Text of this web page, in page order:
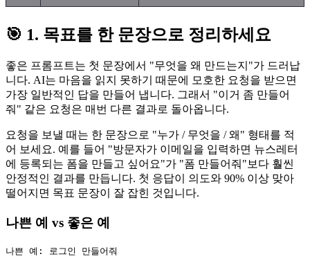
🎯 1. 목표를 한 문장으로 정리하세요
좋은 프롬프트는 첫 문장에서 "무엇을 왜 만드는지"가 드러납
니다. AI는 마음을 읽지 못하기 때문에 모호한 요청을 받으면
가장 일반적인 답을 만들어 냅니다. 그래서 "이거 좀 만들어
줘" 같은 요청은 매번 다른 결과로 돌아옵니다.
요청을 보낼 때는 한 문장으로 "누가 / 무엇을 / 왜" 형태를 적
어 보세요. 예를 들어 "방문자가 이메일을 입력하면 뉴스레터
에 등록되는 폼을 만들고 싶어요"가 "폼 만들어줘"보다 훨씬
안정적인 결과를 만듭니다. 첫 응답이 의도와 90% 이상 맞아
떨어지면 목표 문장이 잘 잡힌 것입니다.
나쁜 예 vs 좋은 예
나쁜 예: 로그인 만들어줘